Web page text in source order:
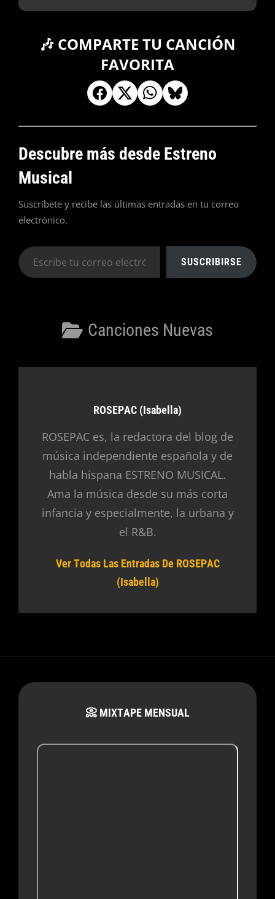
🎶 COMPARTE TU CANCIÓN
FAVORITA
Descubre más desde Estreno
Musical
Suscríbete y recibe las últimas entradas en tu correo
electrónico.
Escribe
tu
SUSCRIBIRSE
Categorías
Canciones Nuevas
Autor:
ROSEPAC (Isabella)
ROSEPAC es, la redactora del blog de
música independiente española y de
habla hispana ESTRENO MUSICAL.
Ama la música desde su más corta
infancia y especialmente, la urbana y
el R&B.
Ver Todas Las Entradas De ROSEPAC
(Isabella)
📀 MIXTAPE MENSUAL